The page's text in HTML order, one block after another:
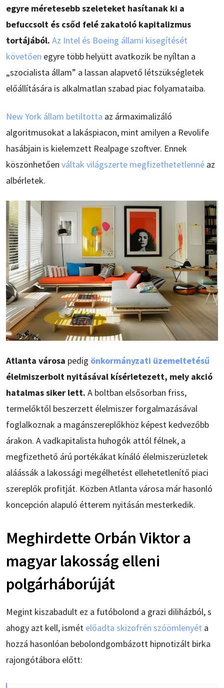
egyre méretesebb szeleteket hasítanak ki a
befuccsolt és csőd felé zakatoló kapitalizmus
tortájából. Az Intel és Boeing állami kisegítését
követően egyre több helyütt avatkozik be nyíltan a
„szocialista állam” a lassan alapvető létszükségletek
előállítására is alkalmatlan szabad piac folyamataiba.
New York állam betiltotta az ármaximalizáló
algoritmusokat a lakáspiacon, mint amilyen a Revolife
hasábjain is kielemzett Realpage szoftver. Ennek
köszönhetően váltak világszerte megfizethetetlenné az
albérletek.
Atlanta városa pedig önkormányzati üzemeltetésű
élelmiszerbolt nyitásával kísérletezett, mely akció
hatalmas siker lett. A boltban elsősorban friss,
termelőktől beszerzett élelmiszer forgalmazásával
foglalkoznak a magánszereplőkhöz képest kedvezőbb
árakon. A vadkapitalista huhogók attól félnek, a
megfizethető árú portékákat kínáló élelmiszerüzletek
aláássák a lakossági megélhetést ellehetetlenítő piaci
szereplők profitját. Közben Atlanta városa már hasonló
koncepción alapuló étterem nyitásán mesterkedik.
Meghirdette Orbán Viktor a
magyar lakosság elleni
polgárháborúját
Megint kiszabadult ez a futóbolond a grazi diliházból, s
ahogy azt kell, ismét előadta skizofrén szóömlenyét a
hozzá hasonlóan bebolondgombázott hipnotizált birka
rajongótábora előtt: